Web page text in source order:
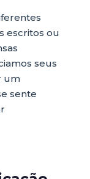
escritos ou
seus
um
sente